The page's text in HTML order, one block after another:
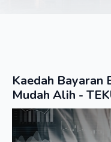
Kaedah Bayaran
Mudah Alih -